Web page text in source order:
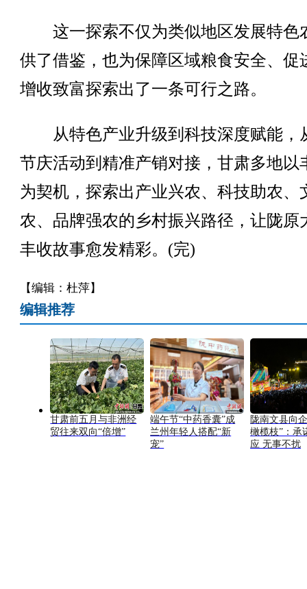
这一探索不仅为类似地区发展特色
供了借鉴，也为保障区域粮食安全、促
增收致富探索出了一条可行之路。
从特色产业升级到科技深度赋能，
节庆活动到精准产销对接，甘肃多地以
为契机，探索出产业兴农、科技助农、
农、品牌强农的乡村振兴路径，让陇原
丰收故事愈发精彩。(完)
【编辑：杜萍】
编辑推荐
甘肃前五月与非洲经
贸往来双向“倍增”
端午节“中药香囊”成
兰州年轻人搭配“新
宠”
陇南文县向
橄榄枝”：承
应 无事不扰